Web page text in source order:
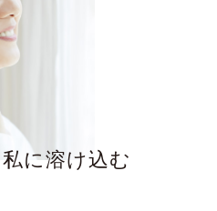
に溶け込む